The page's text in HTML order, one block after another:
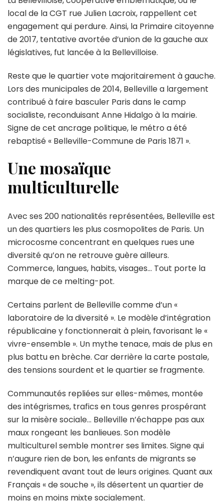
local de la CGT rue Julien Lacroix, rappellent cet
engagement qui perdure. Ainsi, la Primaire citoyenne
de 2017, tentative avortée d’union de la gauche aux
législatives, fut lancée à la Bellevilloise.
Reste que le quartier vote majoritairement à gauche.
Lors des municipales de 2014, Belleville a largement
contribué à faire basculer Paris dans le camp
socialiste, reconduisant Anne Hidalgo à la mairie.
Signe de cet ancrage politique, le métro a été
rebaptisé « Belleville-Commune de Paris 1871 ».
Une mosaïque
multiculturelle
Avec ses 200 nationalités représentées, Belleville est
un des quartiers les plus cosmopolites de Paris. Un
microcosme concentrant en quelques rues une
diversité qu’on ne retrouve guère ailleurs.
Commerce, langues, habits, visages… Tout porte la
marque de ce melting-pot.
Certains parlent de Belleville comme d’un «
laboratoire de la diversité ». Le modèle d’intégration
républicaine y fonctionnerait à plein, favorisant le «
vivre-ensemble ». Un mythe tenace, mais de plus en
plus battu en brèche. Car derrière la carte postale,
des tensions sourdent et le quartier se fragmente.
Communautés repliées sur elles-mêmes, montée
des intégrismes, trafics en tous genres prospérant
sur la misère sociale… Belleville n’échappe pas aux
maux rongeant les banlieues. Son modèle
multiculturel semble montrer ses limites. Signe qui
n’augure rien de bon, les enfants de migrants se
revendiquent avant tout de leurs origines. Quant aux
Français « de souche », ils désertent un quartier de
moins en moins mixte socialement.